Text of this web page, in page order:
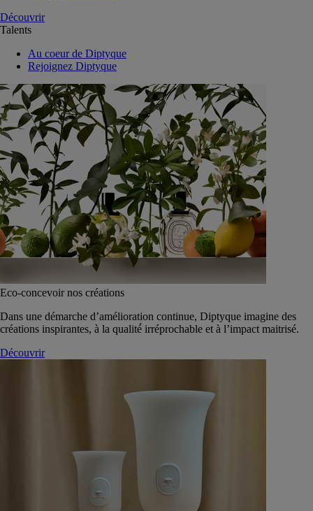
Découvrir
Talents
Au coeur de Diptyque
Rejoignez Diptyque
Eco-concevoir nos créations
Dans une démarche d’amélioration continue, Diptyque imagine des
créations inspirantes, à la qualité́ irréprochable et à l’impact maitrisé.
Découvrir